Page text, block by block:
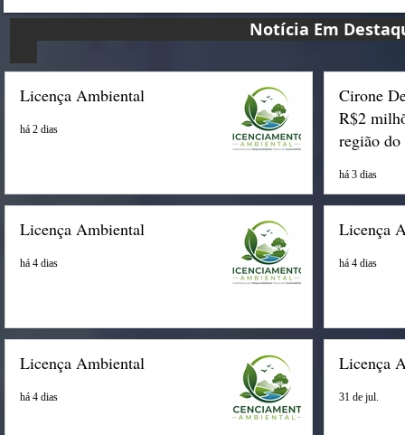
Notícia Em
Licença Ambiental
há 2 dias
Cirone
R$2
região do
há 3 dias
Licença Ambiental
há 4 dias
Licença
há 4 dias
Licença Ambiental
há 4 dias
Licença
31 de jul.